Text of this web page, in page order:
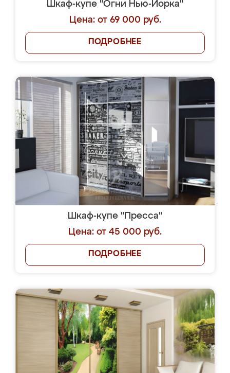
Шкаф-купе "Огни Нью-Йорка"
Цена: от 69 000 руб.
ПОДРОБНЕЕ
Шкаф-купе "Пресса"
Цена: от 45 000 руб.
ПОДРОБНЕЕ